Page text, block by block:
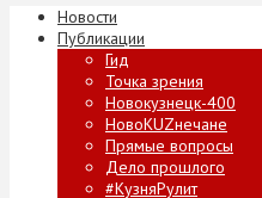
Новости
Публикации
Гид
Точка зрения
Новокузнецк-400
НовоKUZнечане
Прямые вопросы
Дело прошлого
#КузняРулит